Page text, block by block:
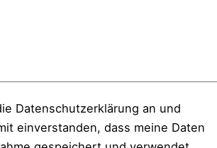
Datenschutzerklärung an und
einverstanden, dass meine Daten